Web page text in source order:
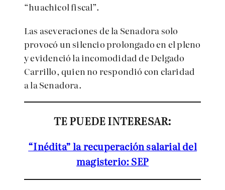
“huachicol fiscal”.
Las aseveraciones de la Senadora solo
provocó un silencio prolongado en el pleno
y evidenció la incomodidad de Delgado
Carrillo, quien no respondió con claridad
a la Senadora.
TE PUEDE INTERESAR:
“Inédita” la recuperación salarial del
magisterio: SEP